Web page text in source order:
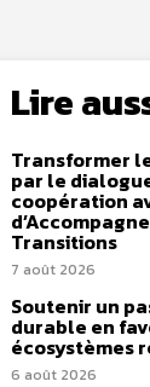
Lire
Transformer
par le
coopération
Transitions
7 août 2026
Soutenir un
durable en
écosystèmes
6 août 2026